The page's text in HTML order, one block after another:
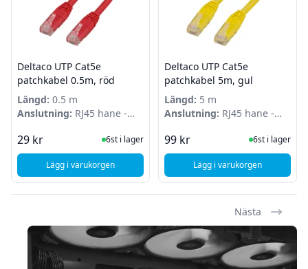
Deltaco UTP Cat5e
patchkabel 0.5m, röd
Längd: 0.5 m
Anslutning: RJ45 hane -
29 kr I Lager
6st i lager
Lägg i varukorgen, Deltaco UTP Cat5e patchkabel 0.5m, röd
Deltaco UTP Cat5e
patchkabel 5m, gul
Längd: 5 m
Anslutning: RJ45 hane -
99 kr I Lager
6st i lager
Lägg i varukorgen, Deltaco UTP Cat5e
Nästa